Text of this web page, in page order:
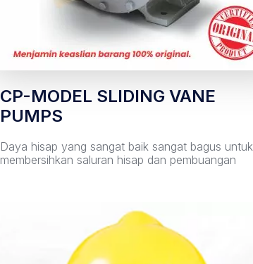
CP-MODEL SLIDING VANE
PUMPS
Daya hisap yang sangat baik sangat bagus untuk
membersihkan saluran hisap dan pembuangan